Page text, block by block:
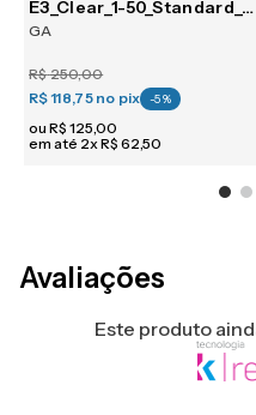
E3_Clear_1-50_Standard_SV
GA
R$250,00
R$ 118,75 no pix -5%
ou R$ 125,00
em até 2xR$ 62,50
Avaliações
Este produto